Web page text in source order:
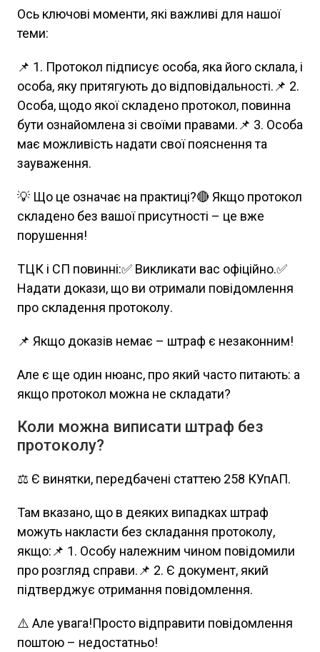
Ось ключові моменти, які важливі для нашої
теми:
📌 1. Протокол підписує особа, яка його склала, і
особа, яку притягують до відповідальності.📌 2.
Особа, щодо якої складено протокол, повинна
бути ознайомлена зі своїми правами.📌 3. Особа
має можливість надати свої пояснення та
зауваження.
💡 Що це означає на практиці?🔴 Якщо протокол
складено без вашої присутності – це вже
порушення!
ТЦК і СП повинні:✅ Викликати вас офіційно.✅
Надати докази, що ви отримали повідомлення
про складення протоколу.
📌 Якщо доказів немає – штраф є незаконним!
Але є ще один нюанс, про який часто питають: а
якщо протокол можна не складати?
Коли можна виписати штраф без
протоколу?
⚖️ Є винятки, передбачені статтею 258 КУпАП.
Там вказано, що в деяких випадках штраф
можуть накласти без складання протоколу,
якщо:📌 1. Особу належним чином повідомили
про розгляд справи.📌 2. Є документ, який
підтверджує отримання повідомлення.
⚠️ Але увага!Просто відправити повідомлення
поштою – недостатньо!